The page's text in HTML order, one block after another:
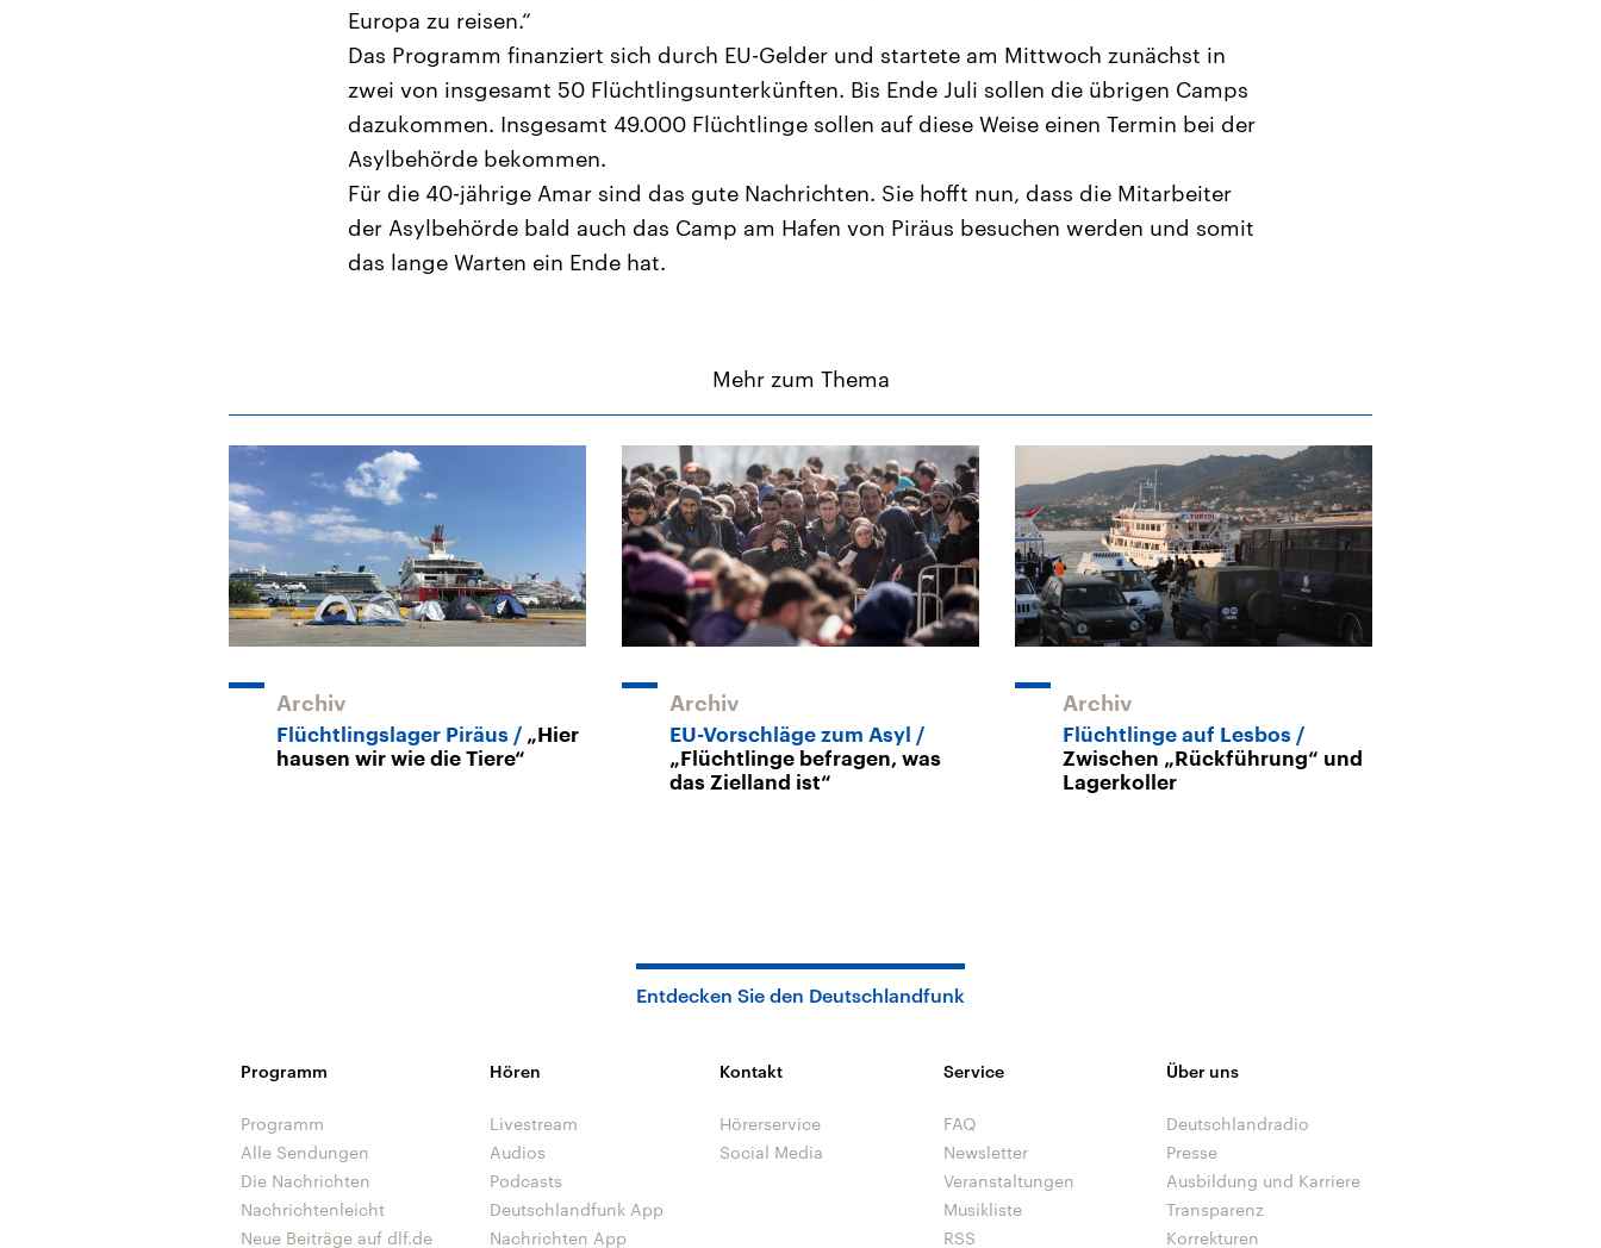
Europa zu reisen.“
Das Programm finanziert sich durch EU-Gelder und startete am Mittwoch zunächst in
zwei von insgesamt 50 Flüchtlingsunterkünften. Bis Ende Juli sollen die übrigen Camps
dazukommen. Insgesamt 49.000 Flüchtlinge sollen auf diese Weise einen Termin bei der
Asylbehörde bekommen.
Für die 40-jährige Amar sind das gute Nachrichten. Sie hofft nun, dass die Mitarbeiter
der Asylbehörde bald auch das Camp am Hafen von Piräus besuchen werden und somit
das lange Warten ein Ende hat.
Mehr zum Thema
Archiv
Flüchtlingslager Piräus
„Hier
hausen wir wie die Tiere“
Archiv
EU-Vorschläge zum Asyl
„Flüchtlinge befragen, was
das Zielland ist“
Archiv
Flüchtlinge auf Lesbos
Zwischen „Rückführung“ und
Lagerkoller
Entdecken Sie den Deutschlandfunk
Programm
Programm
Alle Sendungen
Die Nachrichten
Nachrichtenleicht
Neue Beiträge auf dlf.de
Hören
Livestream
Audios
Podcasts
Deutschlandfunk App
Nachrichten App
Kontakt
Hörerservice
Social Media
Service
FAQ
Newsletter
Veranstaltungen
Musikliste
RSS
Über uns
Deutschlandradio
Presse
Ausbildung und Karriere
Transparenz
Korrekturen